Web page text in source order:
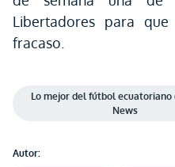
Libertadores para
fracaso.
Lo mejor del fútbol ecuatoriano
News
Autor: